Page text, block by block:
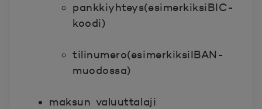
pankkiyhteys(esimerkiksiBIC-
koodi)
tilinumero(esimerkiksiIBAN-
muodossa)
maksun valuuttalaji